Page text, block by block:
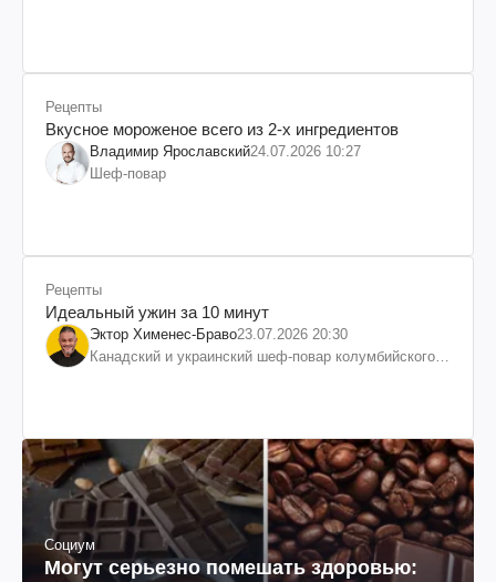
Рецепты
Вкусное мороженое всего из 2-х ингредиентов
Владимир Ярославский24.07.2026 10:27
Шеф-повар
Рецепты
Идеальный ужин за 10 минут
Эктор Хименес-Браво23.07.2026 20:30
Канадский и украинский шеф-повар колумбийского
Социум
Могут серьезно помешать здоровью: